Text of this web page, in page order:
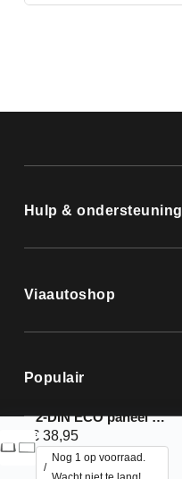
Hulp & ondersteuning
Viaautoshop
Populair
2-DIN ECO paneel Fiat Panda 2003-2012
€ 38,95
Nog 1 op voorraad.
Wacht niet te lang!